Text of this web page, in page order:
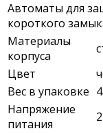
Автоматы для
короткого
Материалы
корпуса
Цвет
Вес в упаковке
Напряжение
питания